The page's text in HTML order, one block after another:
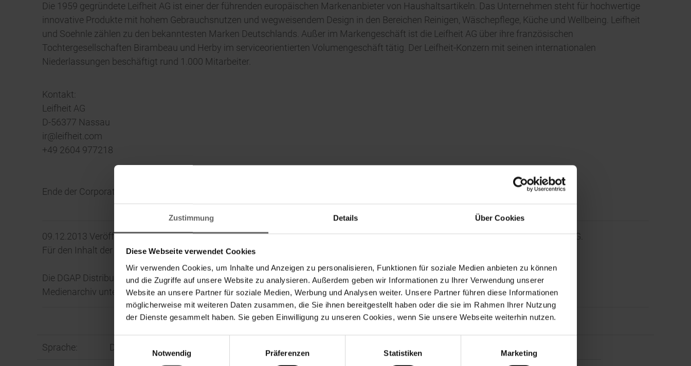
Zustimmung Details Über Cookies
Diese Webseite verwendet Cookies
Wir verwenden Cookies, um Inhalte und Anzeigen zu personalisieren, Funktionen für soziale Medien anbieten zu können
und die Zugriffe auf unsere Website zu analysieren. Außerdem geben wir Informationen zu Ihrer Verwendung unserer
Website an unsere Partner für soziale Medien, Werbung und Analysen weiter. Unsere Partner führen diese Informationen
möglicherweise mit weiteren Daten zusammen, die Sie ihnen bereitgestellt haben oder die sie im Rahmen Ihrer Nutzung
der Dienste gesammelt haben. Sie geben Einwilligung zu unseren Cookies, wenn Sie unsere Webseite weiterhin nutzen.
Notwendig
Präferenzen Statistiken Marketing
Die 1959 gegründete Leifheit AG ist einer der führenden europäischen Markenanbieter von Haushaltsartikeln. Das Unternehmen steht für hochwertige
innovative Produkte mit hohem Gebrauchsnutzen und wegweisendem Design in den Bereichen Reinigen, Wäschepflege, Küche und Wellbeing. Leifheit
und Soehnle zählen zu den bekanntesten Marken Deutschlands. Außer im Markengeschäft ist die Leifheit AG über ihre französischen
Tochtergesellschaften Birambeau und Herby im serviceorientierten Volumengeschäft tätig. Der Leifheit-Konzern mit seinen internationalen
Niederlassungen beschäftigt rund 1.000 Mitarbeiter.
Kontakt:
Leifheit AG
D-56377 Nassau
ir@leifheit.com
+49 2604 977218
Ende der Corporate News
09.12.2013 Veröffentlichung einer Corporate News/Finanznachricht, übermittelt durch die DGAP – ein Unternehmen der EQS Group AG.
Für den Inhalt der Mitteilung ist der Emittent / Herausgeber verantwortlich.
Die DGAP Distributionsservices umfassen gesetzliche Meldepflichten, Corporate News/Finanznachrichten und Pressemitteilungen.
Medienarchiv unter http://www.dgap-medientreff.de und http://www.dgap.de
Sprache: Deutsch
Suchvorschläge
Finanzkennzahlen Jahresfinanzbericht Corporate Governance